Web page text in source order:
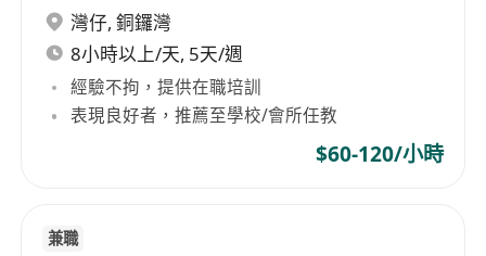
灣仔, 銅鑼灣
8小時以上/天, 5天/週
經驗不拘，提供在職培訓
表現良好者，推薦至學校/會所任教
$60-120/小時
兼職